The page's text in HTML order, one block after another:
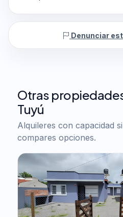
Denunciar
Otras
Tuyú
Alquileres con capacidad
compares opciones.